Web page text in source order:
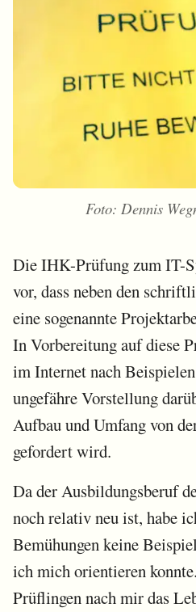
Foto: Dennis
Die IHK-Prüfung zum IT-
vor, dass neben den
eine sogenannte
In Vorbereitung auf diese
im Internet nach
ungefähre Vorstellung
Aufbau und Umfang von
gefordert wird.
Da der Ausbildungsberuf
noch relativ neu ist, habe
Bemühungen keine
ich mich orientieren
Prüflingen nach mir das